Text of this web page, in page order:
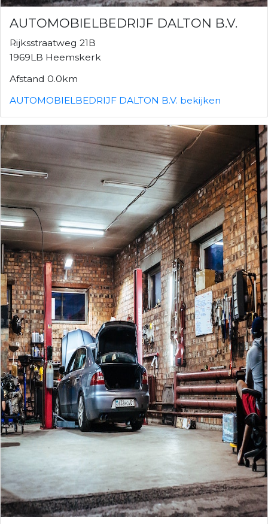
AUTOMOBIELBEDRIJF DALTON B.V.
Rijksstraatweg 21B
1969LB Heemskerk
Afstand 0.0km
AUTOMOBIELBEDRIJF DALTON B.V. bekijken